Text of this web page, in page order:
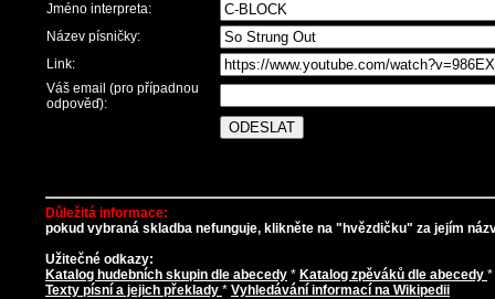
Jméno interpreta:
Název písničky:
Link:
Váš email (pro případnou
odpověď):
Důležitá informace:
pokud vybraná skladba nefunguje, klikněte na "hvězdičku" za jejím
Užitečné odkazy:
Katalog hudebních skupin dle abecedy * Katalog zpěváků dle abecedy *
Texty písní a jejich překlady * Vyhledávání informací na Wikipedii